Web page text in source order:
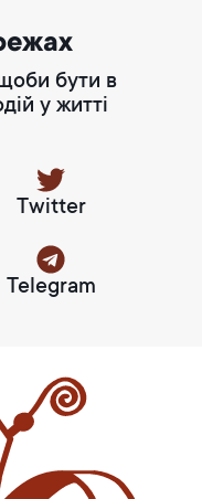
бути в
у житті
Twitter
Telegram